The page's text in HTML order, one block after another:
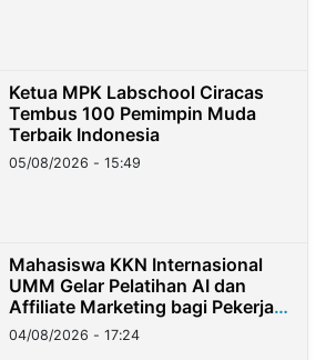
Ketua MPK Labschool Ciracas
Tembus 100 Pemimpin Muda
Terbaik Indonesia
05/08/2026 - 15:49
Mahasiswa KKN Internasional
UMM Gelar Pelatihan AI dan
Affiliate Marketing bagi Pekerja
Migran Indonesia di Taiwan
04/08/2026 - 17:24